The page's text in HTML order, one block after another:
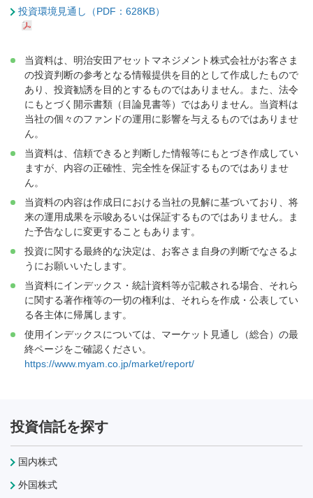
投資環境見通し（PDF：628KB）
当資料は、明治安田アセットマネジメント株式会社がお客さま
の投資判断の参考となる情報提供を目的として作成したもので
あり、投資勧誘を目的とするものではありません。また、法令
にもとづく開示書類（目論見書等）ではありません。当資料は
当社の個々のファンドの運用に影響を与えるものではありませ
ん。
当資料は、信頼できると判断した情報等にもとづき作成してい
ますが、内容の正確性、完全性を保証するものではありませ
ん。
当資料の内容は作成日における当社の見解に基づいており、将
来の運用成果を示唆あるいは保証するものではありません。ま
た予告なしに変更することもあります。
投資に関する最終的な決定は、お客さま自身の判断でなさるよ
うにお願いいたします。
当資料にインデックス・統計資料等が記載される場合、それら
に関する著作権等の一切の権利は、それらを作成・公表してい
る各主体に帰属します。
使用インデックスについては、マーケット見通し（総合）の最
終ページをご確認ください。
https://www.myam.co.jp/market/report/
投資信託を探す
国内株式
外国株式